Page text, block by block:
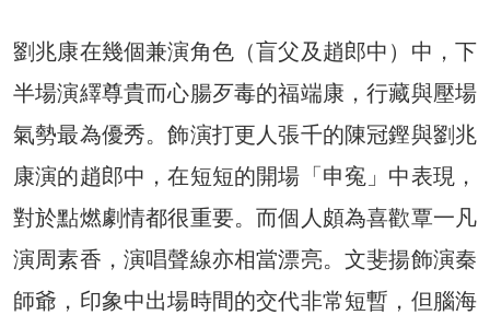
劉兆康在幾個兼演角色（盲父及趙郎中）中，下
半場演繹尊貴而心腸歹毒的福端康，行藏與壓場
氣勢最為優秀。飾演打更人張千的陳冠鏗與劉兆
康演的趙郎中，在短短的開場「申寃」中表現，
對於點燃劇情都很重要。而個人頗為喜歡覃一凡
演周素香，演唱聲線亦相當漂亮。文斐揚飾演秦
師爺，印象中出場時間的交代非常短暫，但腦海